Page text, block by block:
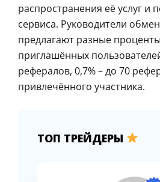
распространения её услуг и
сервиса. Руководители
предлагают разные
приглашённых
рефералов, 0,7% – до 70
привлечённого участника.
ТОП ТРЕЙДЕРЫ